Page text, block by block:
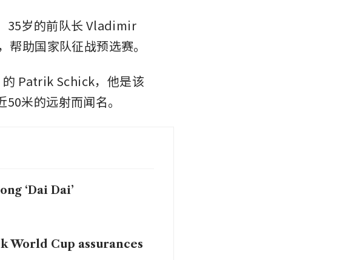
35岁的前队长 Vladimir
助国家队征战预选赛。
Patrik Schick，他是该
米的远射而闻名。
‘Dai Dai’
World Cup assurances